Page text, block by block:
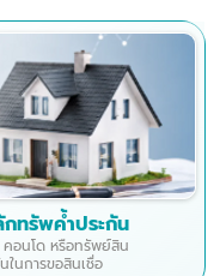
ทรัพค้ำประกัน
อนโด หรือทรัพย์สิน
ในการขอสินเชื่อ